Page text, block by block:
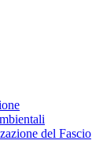
del Fascio